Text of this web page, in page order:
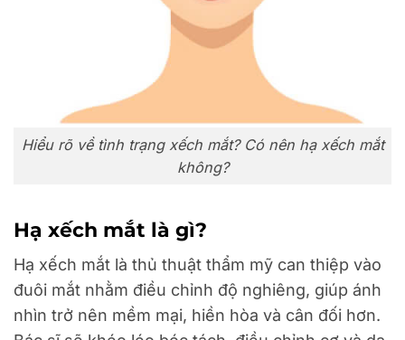
Hiểu rõ về tình trạng xếch mắt? Có nên hạ xếch mắt
không?
Hạ xếch mắt là gì?
Hạ xếch mắt là thủ thuật thẩm mỹ can thiệp vào
đuôi mắt nhằm điều chỉnh độ nghiêng, giúp ánh
nhìn trở nên mềm mại, hiền hòa và cân đối hơn.